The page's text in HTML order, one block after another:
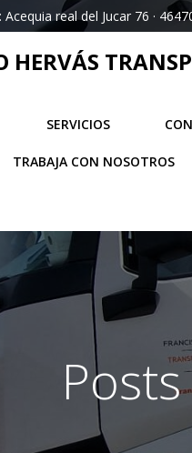
real del Jucar 76 ·
HERVÁS
SERVICIOS
TRABAJA CON NOSOTROS